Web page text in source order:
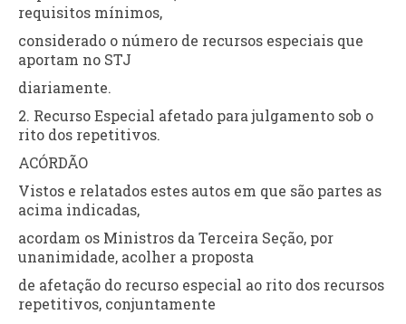
requisitos mínimos,
considerado o número de recursos especiais que
aportam no STJ
diariamente.
2. Recurso Especial afetado para julgamento sob o
rito dos repetitivos.
ACÓRDÃO
Vistos e relatados estes autos em que são partes as
acima indicadas,
acordam os Ministros da Terceira Seção, por
unanimidade, acolher a proposta
de afetação do recurso especial ao rito dos recursos
repetitivos, conjuntamente